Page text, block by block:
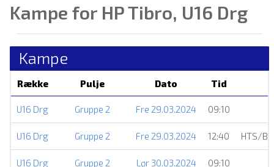
Kampe for HP Tibro, U16 Drg
Kampe
Række Pulje Dato Tid
U16 Drg Gruppe 2 Fre 29.03.2024 09:10
U16 Drg Gruppe 2 Fre 29.03.2024 12:40 HTS/
U16 Drg Gruppe 2 Lør 30.03.2024 09:10